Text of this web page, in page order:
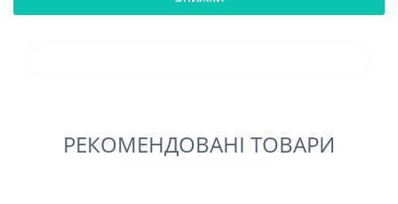
РЕКОМЕНДОВАНІ ТОВАРИ